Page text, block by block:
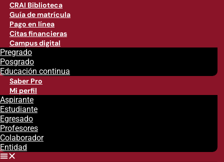
CRAI Biblioteca
Guía de matrícula
Pago en línea
Citas financieras
Campus digital
Pregrado
Posgrado
Educación continua
Saber Pro
Mi perfil
Aspirante
Estudiante
Egresado
Profesores
Colaborador
Entidad